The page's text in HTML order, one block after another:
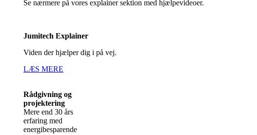
Se nærmere på vores explainer sektion med hjælpevideoer.
Jumitech Explainer
Viden der hjælper dig i på vej.
LÆS MERE
Rådgivning og
projektering
Mere end 30 års
erfaring med
energibesparende